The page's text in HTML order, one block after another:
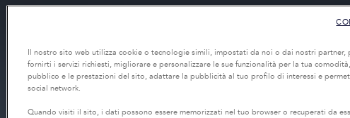
Il nostro sito web utilizza cookie o tecnologie simili, impostati da noi o dai nostri partner,
fornirti i servizi richiesti, migliorare e personalizzare le sue funzionalità per la tua
pubblico e le prestazioni del sito, adattare la pubblicità al tuo profilo di interessi e
social network.
Quando visiti il sito, i dati possono essere memorizzati nel tuo browser o recuperati da